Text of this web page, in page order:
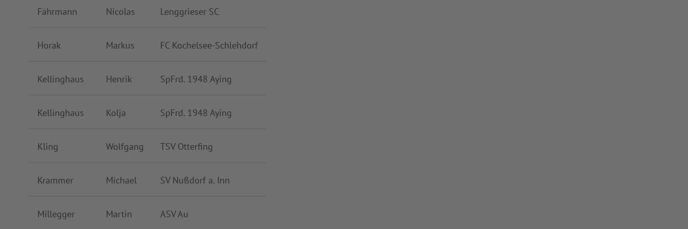
Fährmann Nicolas Lenggrieser SC
Horak Markus FC Kochelsee-Schlehdorf
Kellinghaus Henrik SpFrd. 1948 Aying
Kellinghaus Kolja SpFrd. 1948 Aying
Kling Wolfgang TSV Otterfing
Krammer Michael SV Nußdorf a. Inn
Millegger Martin ASV Au